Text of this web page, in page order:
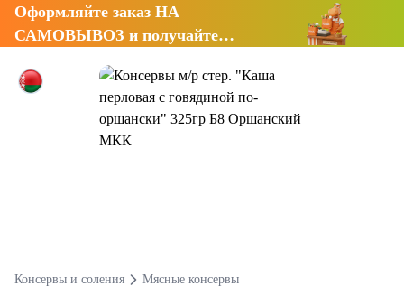
Оформляйте заказ НА
САМОВЫВОЗ и получайте
Консервы и соления Мясные консервы